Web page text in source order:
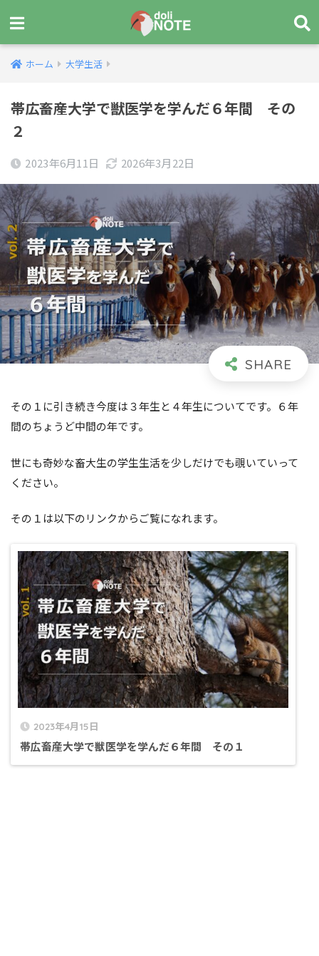
ホーム 大学生活
帯広畜産大学で獣医学を学んだ６年間 その
２
2023年6月11日 2026年3月22日
その１に引き続き今度は３年生と４年生についてです。６年
間のちょうど中間の年です。
世にも奇妙な畜大生の学生生活を少しだけでも覗いていって
ください。
その１は以下のリンクからご覧になれます。
2023年4月15日
帯広畜産大学で獣医学を学んだ６年間 その１